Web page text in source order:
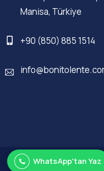
Manisa, Türkiye
+90 (850) 885 1514
Web
WhatsApp'tan Yaz